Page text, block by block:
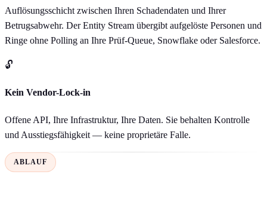
Auflösungsschicht zwischen Ihren Schadendaten und Ihrer
Betrugsabwehr. Der Entity Stream übergibt aufgelöste Personen und
Ringe ohne Polling an Ihre Prüf-Queue, Snowflake oder Salesforce.
🔓
Kein Vendor-Lock-in
Offene API, Ihre Infrastruktur, Ihre Daten. Sie behalten Kontrolle
und Ausstiegsfähigkeit — keine proprietäre Falle.
ABLAUF